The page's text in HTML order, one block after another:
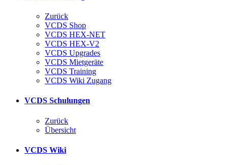
Zurück
VCDS Shop
VCDS HEX-NET
VCDS HEX-V2
VCDS Upgrades
VCDS Mietgeräte
VCDS Training
VCDS Wiki Zugang
VCDS Schulungen
Zurück
Übersicht
VCDS Wiki